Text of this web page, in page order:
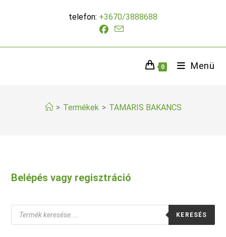
telefon: +3670/3888688
0 Menü
> Termékek > TAMARIS BAKANCS
Belépés vagy regisztráció
Products
search
KERESÉS